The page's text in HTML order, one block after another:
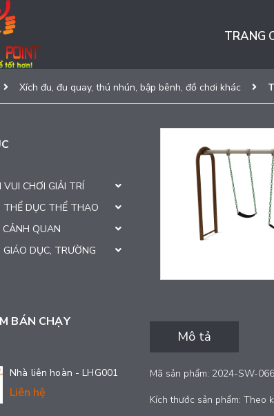
TRANG
Xích đu, đu quay, thú nhún, bập bênh, đồ chơi khác
Mô tả
Mã sản phẩm: 2024-SW-066
Kích thước sản phẩm: Theo
VUI CHƠI GIẢI TRÍ
THỂ DỤC THỂ THAO
CẢNH QUAN
DỤC, TRƯỜNG
BÁN CHẠY
Nhà liên hoàn - LHG001
Liên hệ